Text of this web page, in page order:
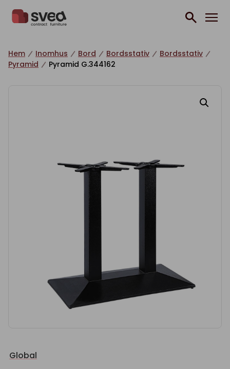
Hem Inomhus Bord Bordsstativ
Bordsstativ
Pyramid
Pyramid G.344162
Global